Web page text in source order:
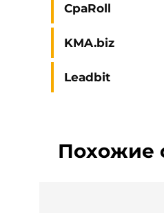
CpaRoll
KMA.biz
Leadbit
Похожие